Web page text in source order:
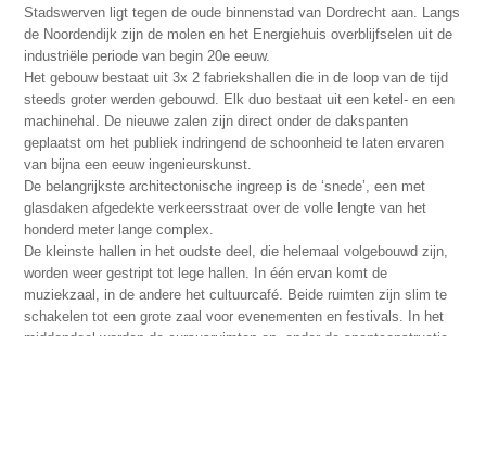
Stadswerven ligt tegen de oude binnenstad van Dordrecht aan. Langs
de Noordendijk zijn de molen en het Energiehuis overblijfselen uit de
industriële periode van begin 20e eeuw.
Het gebouw bestaat uit 3x 2 fabriekshallen die in de loop van de tijd
steeds groter werden gebouwd. Elk duo bestaat uit een ketel- en een
machinehal. De nieuwe zalen zijn direct onder de dakspanten
geplaatst om het publiek indringend de schoonheid te laten ervaren
van bijna een eeuw ingenieurskunst.
De belangrijkste architectonische ingreep is de ‘snede’, een met
glasdaken afgedekte verkeersstraat over de volle lengte van het
honderd meter lange complex.
De kleinste hallen in het oudste deel, die helemaal volgebouwd zijn,
worden weer gestript tot lege hallen. In één ervan komt de
muziekzaal, in de andere het cultuurcafé. Beide ruimten zijn slim te
schakelen tot een grote zaal voor evenementen en festivals. In het
middendeel worden de cursusruimten en, onder de spantconstructie,